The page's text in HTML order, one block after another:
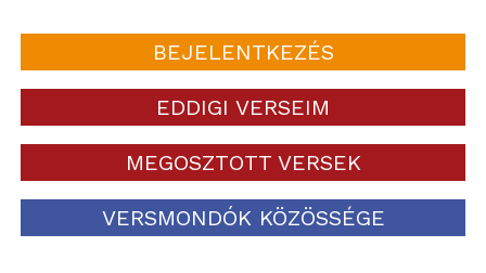
BEJELENTKEZÉS
EDDIGI VERSEIM
MEGOSZTOTT VERSEK
VERSMONDÓK KÖZÖSSÉGE